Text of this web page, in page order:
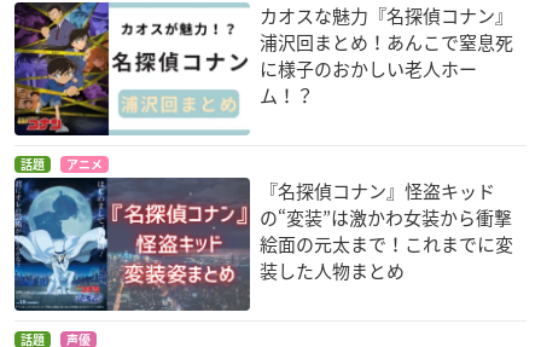
カオスな魅力『名探偵コナン』
浦沢回まとめ！あんこで窒息死
に様子のおかしい老人ホー
ム！？
話題 アニメ
『名探偵コナン』怪盗キッド
の“変装”は激かわ女装から衝撃
絵面の元太まで！これまでに変
装した人物まとめ
話題 声優